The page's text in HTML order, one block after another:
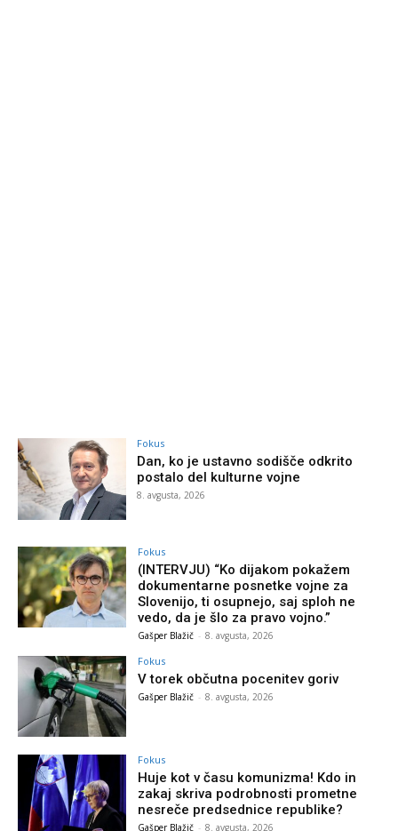
Fokus
Dan, ko je ustavno sodišče odkrito
postalo del kulturne vojne
8. avgusta, 2026
Fokus
(INTERVJU) “Ko dijakom pokažem
dokumentarne posnetke vojne za
Slovenijo, ti osupnejo, saj sploh ne
vedo, da je šlo za pravo vojno.”
Gašper Blažič - 8. avgusta, 2026
Fokus
V torek občutna pocenitev goriv
Gašper Blažič - 8. avgusta, 2026
Fokus
Huje kot v času komunizma! Kdo in
zakaj skriva podrobnosti prometne
nesreče predsednice republike?
Gašper Blažič - 8. avgusta, 2026